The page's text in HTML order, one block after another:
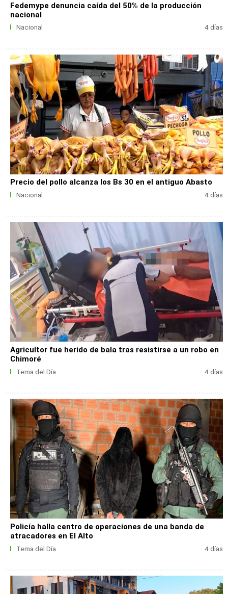
Fedemype denuncia caída del 50% de la producción
nacional
Nacional 4 días
Precio del pollo alcanza los Bs 30 en el antiguo Abasto
Nacional 4 días
Agricultor fue herido de bala tras resistirse a un robo en
Chimoré
Tema del Día 4 días
Policía halla centro de operaciones de una banda de
atracadores en El Alto
Tema del Día 4 días